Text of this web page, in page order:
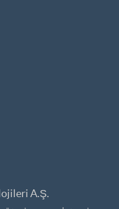
En Hızlı Büyüyen
artış )
Bossie Ödülü
Açık Kaynak Kodlu
A.Ş.